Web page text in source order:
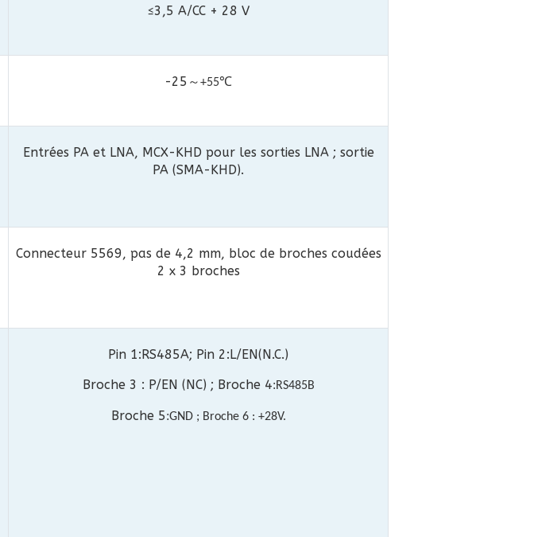
≤3,5 A/CC + 28 V
-25 ～+55℃
Entrées PA et LNA, MCX-KHD pour les sorties LNA ; sortie
PA (SMA-KHD).
Connecteur 5569, pas de 4,2 mm, bloc de broches coudées
2 x 3 broches
Pin 1:RS485A; Pin 2:L/EN(N.C.)
Broche 3 : P/EN (NC) ; Broche 4:RS485B
Broche 5:GND ; Broche 6 : +28V.